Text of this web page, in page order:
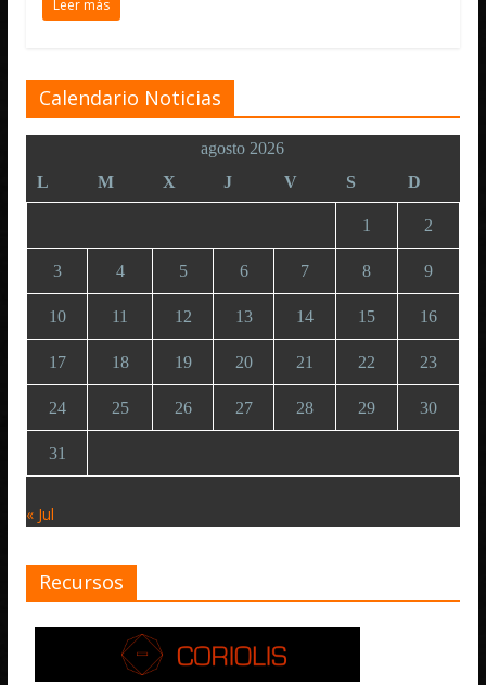
Leer más
Calendario Noticias
agosto 2026
L
M X J V S D
1 2
3 4 5 6 7 8 9
10 11 12 13 14 15 16
17 18 19 20 21 22 23
24 25 26 27 28 29 30
31
« Jul
Recursos